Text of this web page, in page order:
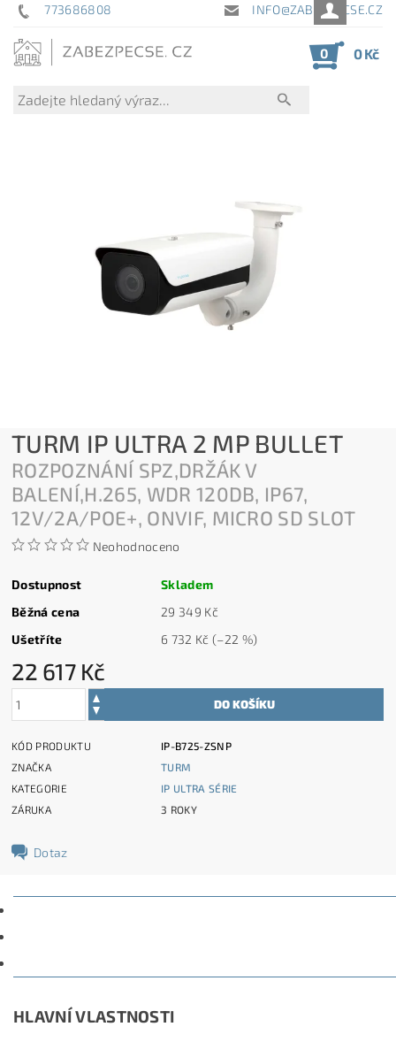
773686808 INFO@ZABEZPECSE.CZ
0 0 Kč
TURM IP ULTRA 2 MP BULLET
ROZPOZNÁNÍ SPZ,DRŽÁK V
BALENÍ,H.265, WDR 120DB, IP67,
12V/2A/POE+, ONVIF, MICRO SD SLOT
Neohodnoceno
Dostupnost
Skladem
Běžná cena
29 349 Kč
Ušetříte
6 732 Kč (–22 %)
22 617 Kč
KÓD PRODUKTU
IP-B725-ZSNP
ZNAČKA
TURM
KATEGORIE
IP ULTRA SÉRIE
ZÁRUKA
3 ROKY
Dotaz
HLAVNÍ VLASTNOSTI